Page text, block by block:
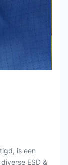
is een
ESD &